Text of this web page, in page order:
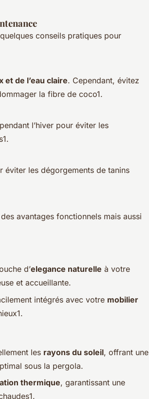
conseils pratiques pour
et de l’eau claire. Cependant, évitez
la fibre de coco1.
l’hiver pour éviter les
éviter les dégorgements de tanins
avantages fonctionnels mais aussi
d’elegance naturelle à votre
et accueillante.
intégrés avec votre mobilier
les rayons du soleil, offrant une
sous la pergola.
thermique, garantissant une